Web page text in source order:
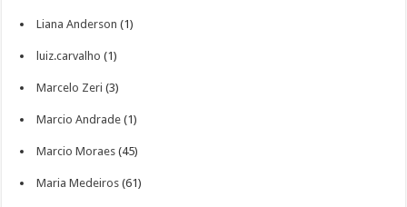
Liana Anderson (1)
luiz.carvalho (1)
Marcelo Zeri (3)
Marcio Andrade (1)
Marcio Moraes (45)
Maria Medeiros (61)